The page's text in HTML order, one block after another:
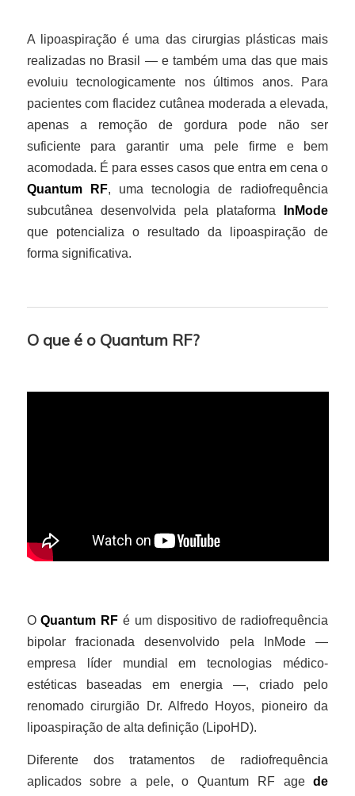
A lipoaspiração é uma das cirurgias plásticas mais
realizadas no Brasil — e também uma das que mais
evoluiu tecnologicamente nos últimos anos. Para
pacientes com flacidez cutânea moderada a elevada,
apenas a remoção de gordura pode não ser
suficiente para garantir uma pele firme e bem
acomodada. É para esses casos que entra em cena o
Quantum RF, uma tecnologia de radiofrequência
subcutânea desenvolvida pela plataforma InMode
que potencializa o resultado da lipoaspiração de
forma significativa.
O que é o Quantum RF?
OQuantum RF é um dispositivo de radiofrequência
bipolar fracionada desenvolvido pela InMode —
empresa líder mundial em tecnologias médico-
estéticas baseadas em energia —, criado pelo
renomado cirurgião Dr. Alfredo Hoyos, pioneiro da
lipoaspiração de alta definição (LipoHD).
Diferente dos tratamentos de radiofrequência
aplicados sobre a pele, o Quantum RF agede